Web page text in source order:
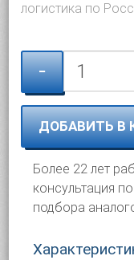
логистика по
−
ДОБАВИТЬ В
Более 22 лет
консультация
подбора